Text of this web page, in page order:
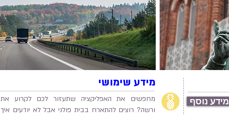
מידע שימושי
מחפשים את האפליקציה שתעזור לכם לקרוע את
ורשה? רוצים להתארח בבית פולני אבל לא יודעים איך
מידע נוסף